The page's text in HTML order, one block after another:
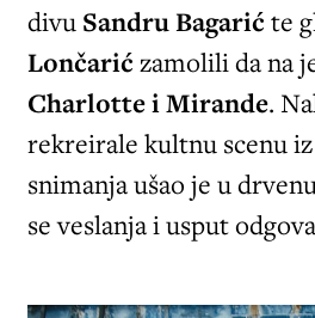
divu Sandru Bagarić te
Lončarićzamolili da na
Charlotte i Mirande.
rekreirale kultnu scenu
snimanja ušao je u
se veslanja i usput